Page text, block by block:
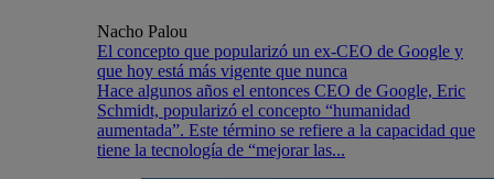
Nacho Palou
El concepto que popularizó un ex-CEO de Google y
que hoy está más vigente que nunca
Hace algunos años el entonces CEO de Google, Eric
Schmidt, popularizó el concepto “humanidad
aumentada”. Este término se refiere a la capacidad que
tiene la tecnología de “mejorar las...